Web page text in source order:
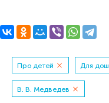
Про детей Для
В. В. Медведев